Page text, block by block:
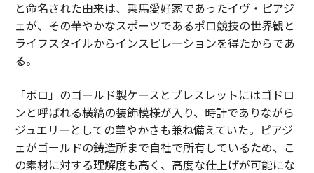
と命名された由来は、乗馬愛好家であったイヴ・ピアジ
ェが、その華やかなスポーツであるポロ競技の世界観と
ライフスタイルからインスピレーションを得たからであ
る。
「ポロ」のゴールド製ケースとブレスレットにはゴドロ
ンと呼ばれる横縞の装飾模様が入り、時計でありながら
ジュエリーとしての華やかさも兼ね備えていた。ピアジ
ェがゴールドの鋳造所まで自社で所有しているため、こ
の素材に対する理解度も高く、高度な仕上げが可能にな